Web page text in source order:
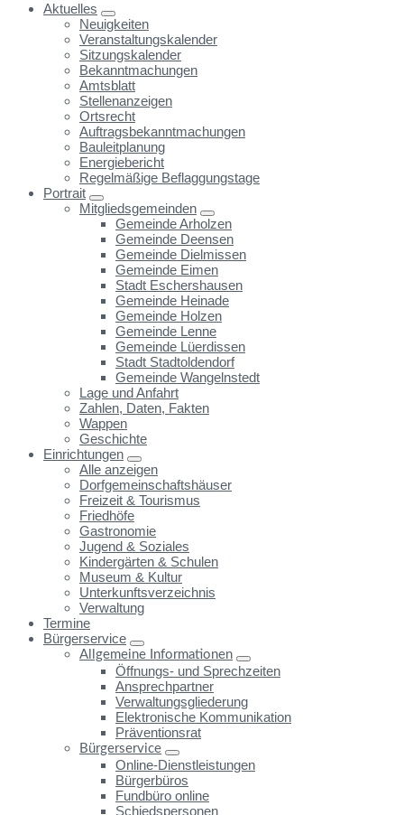
Aktuelles
Neuigkeiten
Veranstaltungskalender
Sitzungskalender
Bekanntmachungen
Amtsblatt
Stellenanzeigen
Ortsrecht
Auftragsbekanntmachungen
Bauleitplanung
Energiebericht
Regelmäßige Beflaggungstage
Portrait
Mitgliedsgemeinden
Gemeinde Arholzen
Gemeinde Deensen
Gemeinde Dielmissen
Gemeinde Eimen
Stadt Eschershausen
Gemeinde Heinade
Gemeinde Holzen
Gemeinde Lenne
Gemeinde Lüerdissen
Stadt Stadtoldendorf
Gemeinde Wangelnstedt
Lage und Anfahrt
Zahlen, Daten, Fakten
Wappen
Geschichte
Einrichtungen
Alle anzeigen
Dorfgemeinschaftshäuser
Freizeit & Tourismus
Friedhöfe
Gastronomie
Jugend & Soziales
Kindergärten & Schulen
Museum & Kultur
Unterkunftsverzeichnis
Verwaltung
Termine
Bürgerservice
Allgemeine Informationen
Öffnungs- und Sprechzeiten
Ansprechpartner
Verwaltungsgliederung
Elektronische Kommunikation
Präventionsrat
Bürgerservice
Online-Dienstleistungen
Bürgerbüros
Fundbüro online
Schiedspersonen